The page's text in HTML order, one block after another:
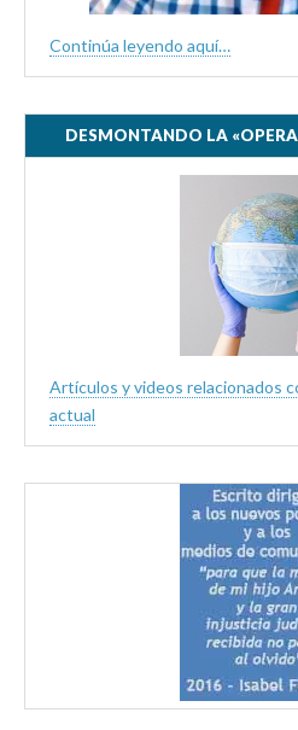
Continúa leyendo aquí…
DESMONTANDO LA
Artículos y videos relacionados
actual